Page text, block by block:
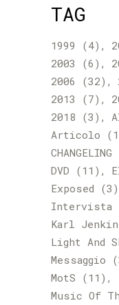
TAG
1999 (4)
2003 (6)
2006 (32)
2013 (7)
2018 (3)
Articolo
CHANGELING
DVD (11)
Exposed (3)
Intervista
Karl
Light And
Messaggio
MotS (11)
Music Of